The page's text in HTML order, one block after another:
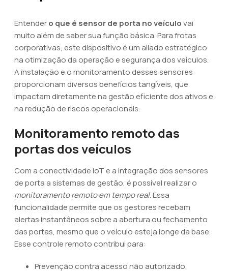
Entendero que é sensor de porta no veículovai
muito além de saber sua função básica. Para frotas
corporativas, este dispositivo é um aliado estratégico
na otimização da operação e segurança dos veículos.
A instalação e o monitoramento desses sensores
proporcionam diversos benefícios tangíveis, que
impactam diretamente na gestão eficiente dos ativos e
na redução de riscos operacionais.
Monitoramento remoto das
portas dos veículos
Com a conectividade IoT e a integração dos sensores
de porta a sistemas de gestão, é possível realizar o
monitoramento remoto em tempo real. Essa
funcionalidade permite que os gestores recebam
alertas instantâneos sobre a abertura ou fechamento
das portas, mesmo que o veículo esteja longe da base.
Esse controle remoto contribui para:
Prevenção contra acesso não autorizado,